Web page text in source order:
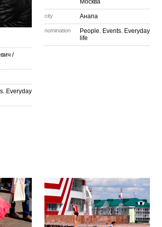
/
Everyday
Москва
city Анапа
nomination
People. Events. Everyday
life